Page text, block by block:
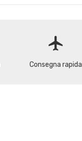
flight
Consegna rapida